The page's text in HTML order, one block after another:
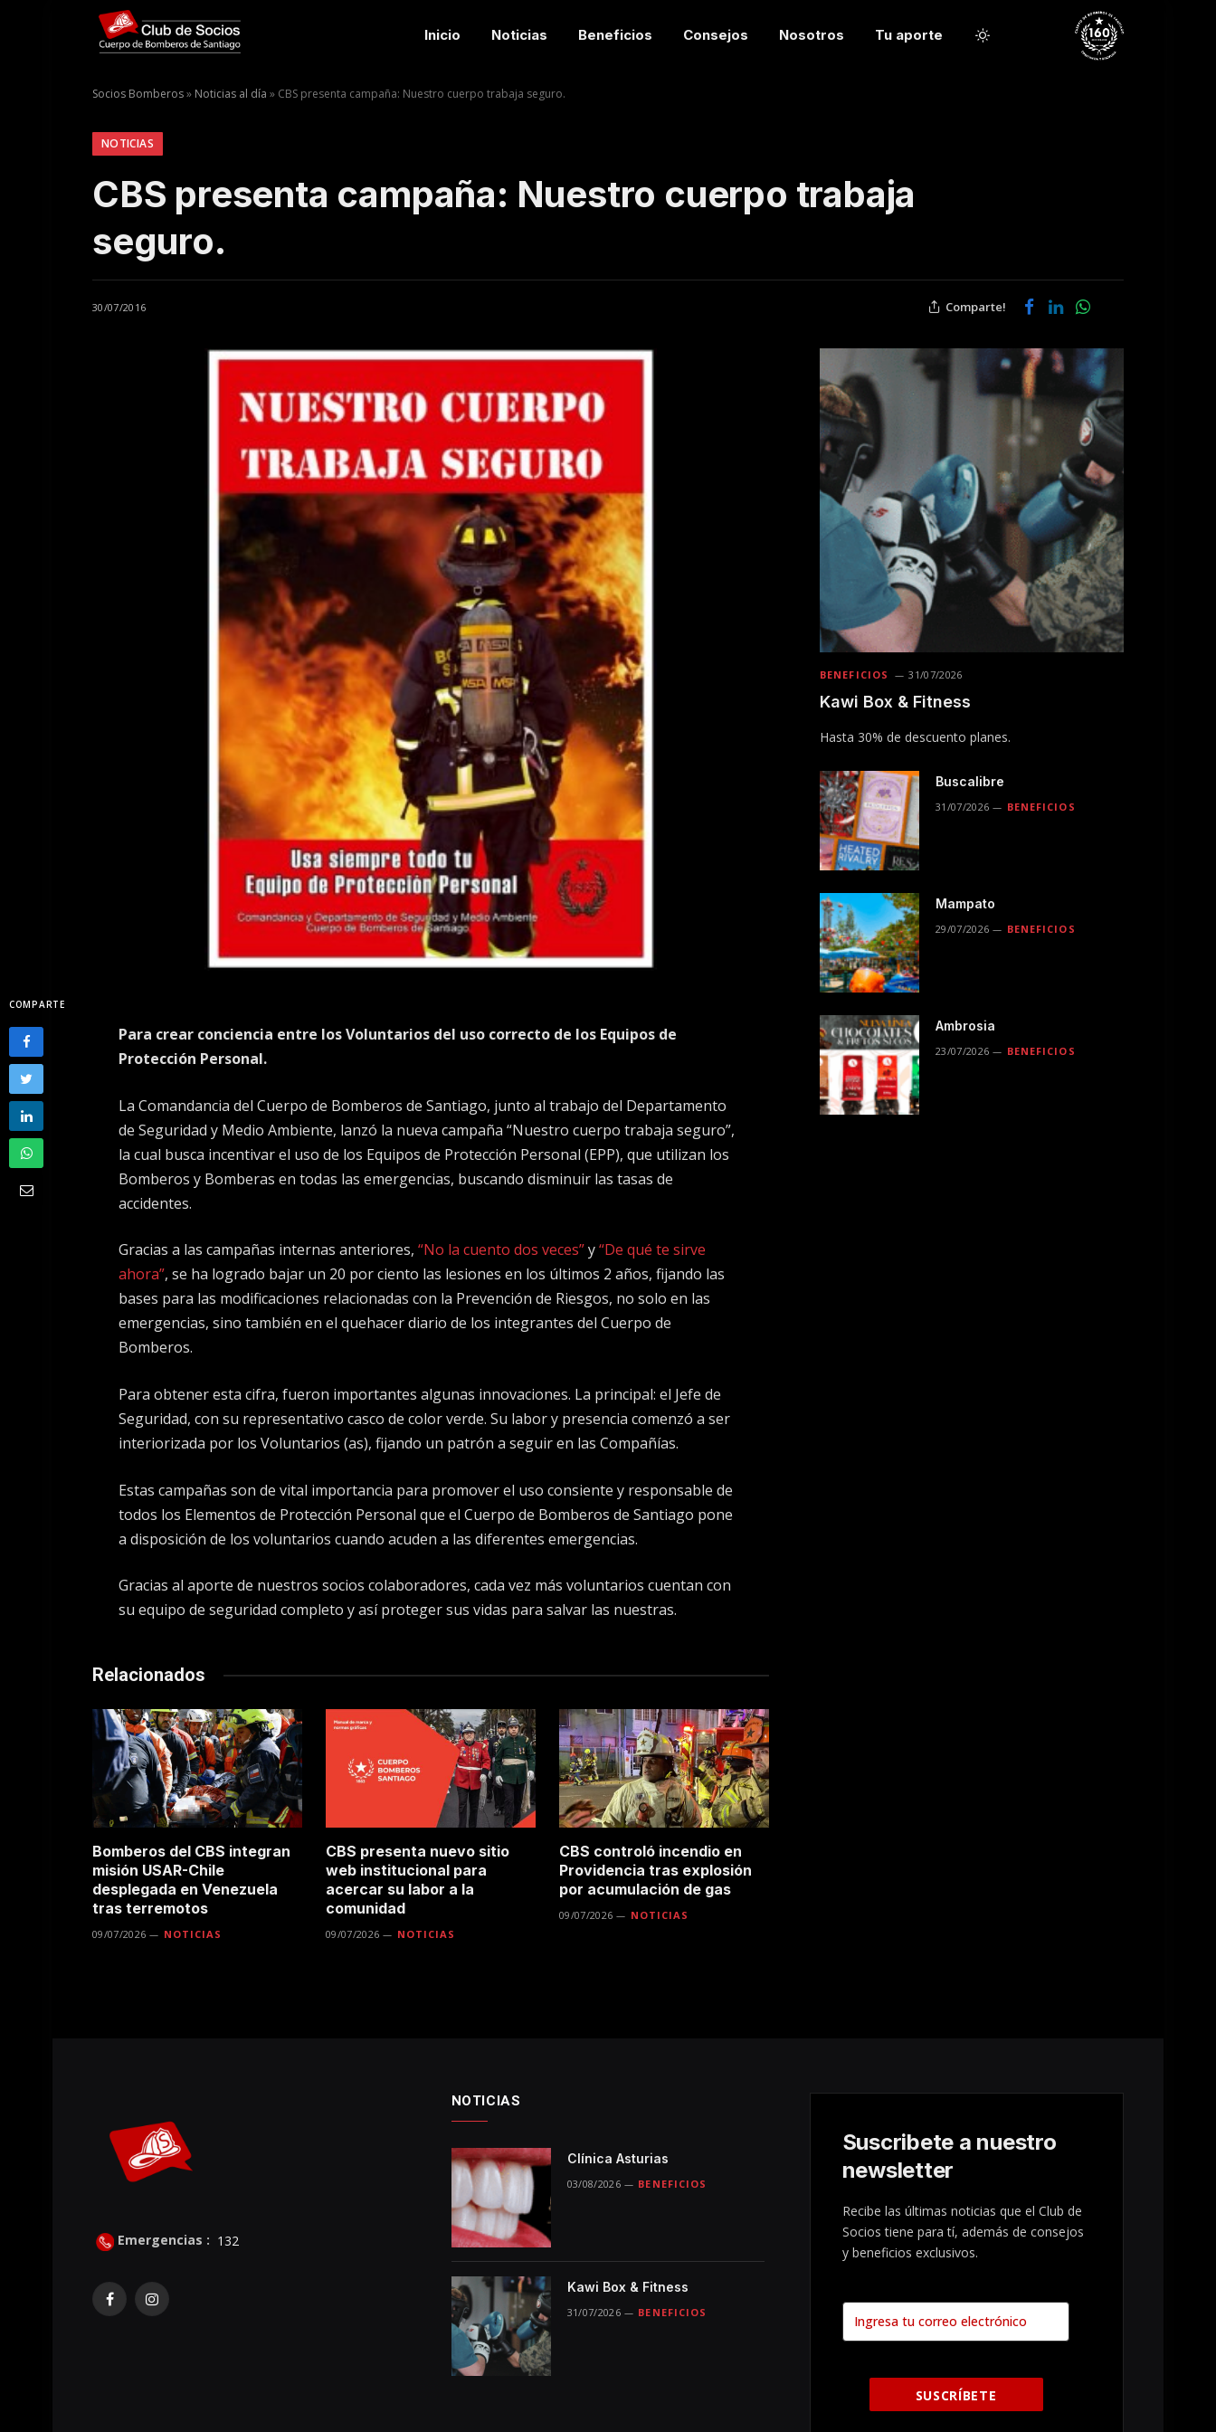
Inicio Noticias Beneficios Consejos Nosotros Tu aporte
Socios Bomberos» Noticias al día » CBS presenta campaña: Nuestro cuerpo trabaja seguro.
NOTICIAS
CBS presenta campaña: Nuestro cuerpo trabaja
seguro.
30/07/2016 Comparte!
COMPARTE
Para crear conciencia entre los Voluntarios del uso correcto de los Equipos de
Protección Personal.
La Comandancia del Cuerpo de Bomberos de Santiago, junto al trabajo del Departamento
de Seguridad y Medio Ambiente, lanzó la nueva campaña “Nuestro cuerpo trabaja seguro”,
la cual busca incentivar el uso de los Equipos de Protección Personal (EPP), que utilizan los
Bomberos y Bomberas en todas las emergencias, buscando disminuir las tasas de
accidentes.
Gracias a las campañas internas anteriores,“No la cuento dos veces”y“De qué te sirve
ahora”, se ha logrado bajar un 20 por ciento las lesiones en los últimos 2 años, fijando las
bases para las modificaciones relacionadas con la Prevención de Riesgos, no solo en las
emergencias, sino también en el quehacer diario de los integrantes del Cuerpo de
Bomberos.
Para obtener esta cifra, fueron importantes algunas innovaciones. La principal: el Jefe de
Seguridad, con su representativo casco de color verde. Su labor y presencia comenzó a ser
interiorizada por los Voluntarios (as), fijando un patrón a seguir en las Compañías.
Estas campañas son de vital importancia para promover el uso consiente y responsable de
todos los Elementos de Protección Personal que el Cuerpo de Bomberos de Santiago pone
a disposición de los voluntarios cuando acuden a las diferentes emergencias.
Gracias al aporte de nuestros socios colaboradores, cada vez más voluntarios cuentan con
su equipo de seguridad completo y así proteger sus vidas para salvar las nuestras.
Relacionados
Bomberos del CBS integran
misión USAR-Chile
desplegada en Venezuela
tras terremotos
09/07/2026 NOTICIAS
CBS presenta nuevo sitio
web institucional para
acercar su labor a la
comunidad
09/07/2026 NOTICIAS
CBS controló incendio en
Providencia tras explosión
por acumulación de gas
09/07/2026 NOTICIAS
BENEFICIOS 31/07/2026
Kawi Box & Fitness
Hasta 30% de descuento planes.
Buscalibre
31/07/2026 BENEFICIOS
Mampato
29/07/2026 BENEFICIOS
Ambrosia
23/07/2026 BENEFICIOS
Emergencias : 132
FacebookInstagram
NOTICIAS
Clínica Asturias
03/08/2026 BENEFICIOS
Kawi Box & Fitness
31/07/2026 BENEFICIOS
Suscribete a nuestro
newsletter
Recibe las últimas noticias que el Club de
Socios tiene para tí, además de consejos
y beneficios exclusivos.